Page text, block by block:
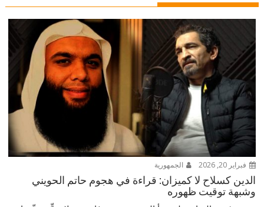
فبراير 20, 2026 الجمهورية
الدين كسلاح لا كميزان: قراءة في هجوم حاتم الحويني
وشبهة توقيت ظهوره